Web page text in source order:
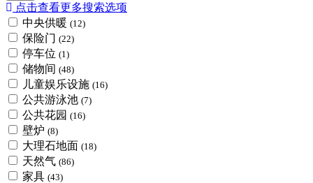
点击查看更多搜索选项
中央供暖 (12)
保险门 (22)
停车位 (1)
储物间 (48)
儿童娱乐设施 (16)
公共游泳池 (7)
公共花园 (16)
壁炉 (8)
大理石地面 (18)
天然气 (86)
家具 (43)